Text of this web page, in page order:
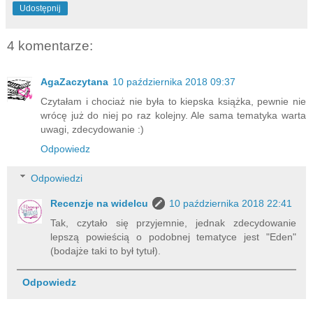
Udostępnij
4 komentarze:
AgaZaczytana 10 października 2018 09:37
Czytałam i chociaż nie była to kiepska książka, pewnie nie
wrócę już do niej po raz kolejny. Ale sama tematyka warta
uwagi, zdecydowanie :)
Odpowiedz
Odpowiedzi
Recenzje na widelcu
10 października 2018 22:41
Tak, czytało się przyjemnie, jednak zdecydowanie
lepszą powieścią o podobnej tematyce jest "Eden"
(bodajże taki to był tytuł).
Odpowiedz